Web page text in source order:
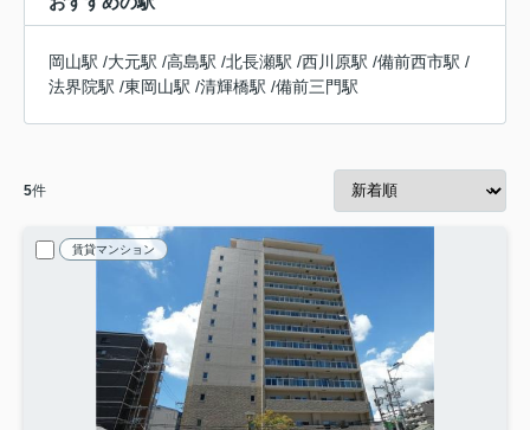
岡山駅 /大元駅 /高島駅 /北長瀬駅 /西川原駅 /備前西市駅 /
法界院駅 /東岡山駅 /清輝橋駅 /備前三門駅
5件
賃貸マンション